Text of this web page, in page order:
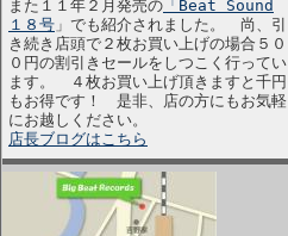
また１１年２月発売の 「Beat Sound
１８号 」でも紹介されました。 尚、引
き続き店頭で２枚お買い上げの場合５０
０円の割引きセールをしつこく行ってい
ます。 ４枚お買い上げ頂きますと千円
もお得です！ 是非、店の方にもお気軽
にお越しください。
店長ブログはこちら